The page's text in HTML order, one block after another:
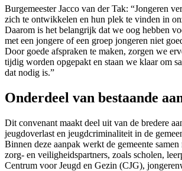
Burgemeester Jacco van der Tak: “Jongeren
zich te ontwikkelen en hun plek te vinden in
Daarom is het belangrijk dat we oog hebben
met een jongere of een groep jongeren niet
Door goede afspraken te maken, zorgen we
tijdig worden opgepakt en staan we klaar om
dat nodig is.”
Onderdeel van bestaande
Dit convenant maakt deel uit van de bredere
jeugdoverlast en jeugdcriminaliteit in de
Binnen deze aanpak werkt de gemeente
zorg- en veiligheidspartners, zoals scholen,
Centrum voor Jeugd en Gezin (CJG),